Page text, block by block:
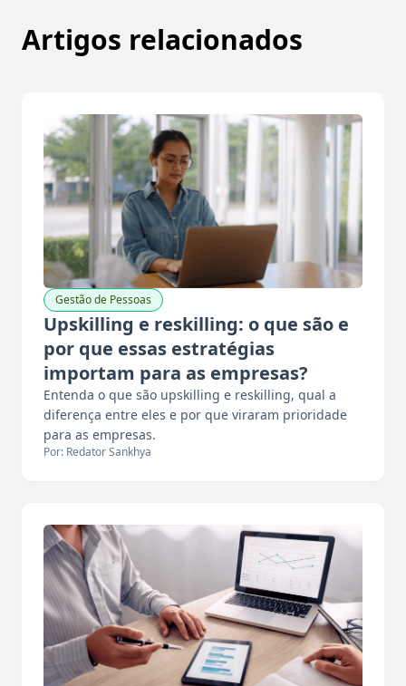
Artigos relacionados
Gestão de Pessoas
Upskilling e reskilling: o que são e
por que essas estratégias
importam para as empresas?
Entenda o que são upskilling e reskilling, qual a
diferença entre eles e por que viraram prioridade
para as empresas.
Por: Redator Sankhya